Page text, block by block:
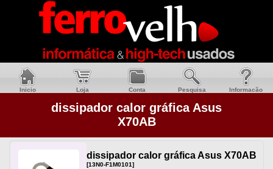
Inicio Loja Conta Pesquisa Informacão
dissipador calor gráfica Asus
X70AB
dissipador calor gráfica Asus X70AB
[13N0-F1M0101]